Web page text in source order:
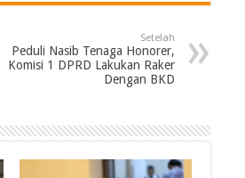
Setelah
Peduli Nasib Tenaga Honorer,
Komisi 1 DPRD Lakukan Raker
Dengan BKD